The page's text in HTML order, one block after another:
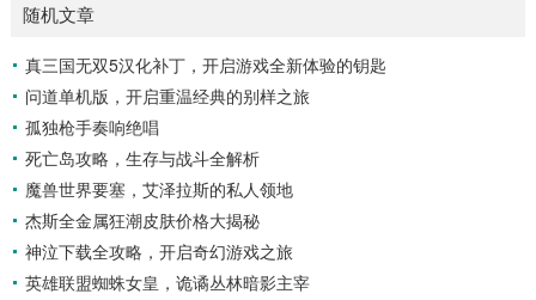
随机文章
真三国无双5汉化补丁，开启游戏全新体验的钥匙
问道单机版，开启重温经典的别样之旅
孤独枪手奏响绝唱
死亡岛攻略，生存与战斗全解析
魔兽世界要塞，艾泽拉斯的私人领地
杰斯全金属狂潮皮肤价格大揭秘
神泣下载全攻略，开启奇幻游戏之旅
英雄联盟蜘蛛女皇，诡谲丛林暗影主宰